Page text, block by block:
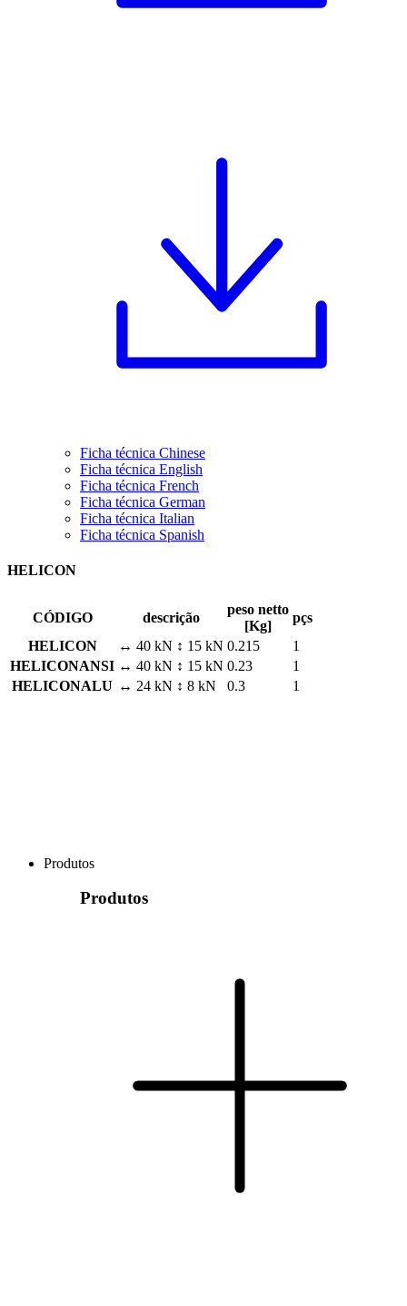
Ficha técnica Chinese
Ficha técnica English
Ficha técnica French
Ficha técnica German
Ficha técnica Italian
Ficha técnica Spanish
HELICON
CÓDIGO descrição
peso netto
[Kg]
pçs
HELICON
↔ 40 kN ↕ 15 kN 0.215
1
HELICONANSI ↔ 40 kN ↕ 15 kN 0.23
1
HELICONALU ↔ 24 kN ↕ 8 kN 0.3 1
Produtos
Produtos